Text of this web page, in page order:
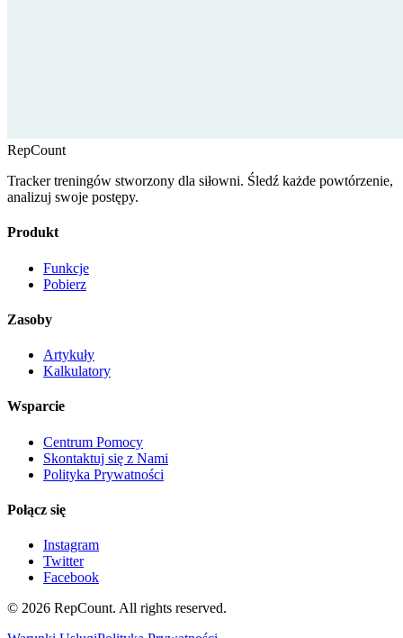
RepCount
Tracker treningów stworzony dla siłowni. Śledź każde powtórzenie,
analizuj swoje postępy.
Produkt
Funkcje
Pobierz
Zasoby
Artykuły
Kalkulatory
Wsparcie
Centrum Pomocy
Skontaktuj się z Nami
Polityka Prywatności
Połącz się
Instagram
Twitter
Facebook
© 2026 RepCount. All rights reserved.